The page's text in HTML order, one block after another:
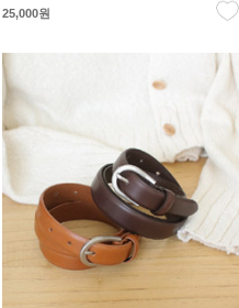
25,000원